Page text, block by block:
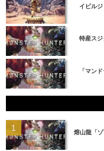
イビル
特産ス
「マン
熔山龍「